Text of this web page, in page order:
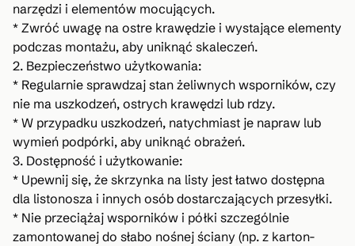
narzędzi i elementów mocujących.
* Zwróć uwagę na ostre krawędzie i wystające elementy
podczas montażu, aby uniknąć skaleczeń.
2. Bezpieczeństwo użytkowania:
* Regularnie sprawdzaj stan żeliwnych wsporników, czy
nie ma uszkodzeń, ostrych krawędzi lub rdzy.
* W przypadku uszkodzeń, natychmiast je napraw lub
wymień podpórki, aby uniknąć obrażeń.
3. Dostępność i użytkowanie:
* Upewnij się, że skrzynka na listy jest łatwo dostępna
dla listonosza i innych osób dostarczających przesyłki.
* Nie przeciążaj wsporników i półki szczególnie
zamontowanej do słabo nośnej ściany (np. z karton-